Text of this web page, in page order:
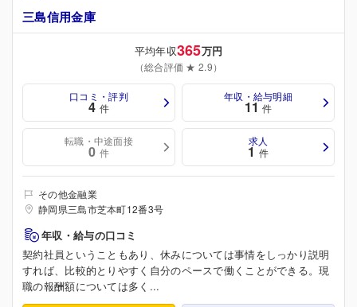
三島信用金庫
平均年収365万円
（総合評価 ★ 2.9）
口コミ・評判
4 件
年収・給与明細
11 件
転職・中途面接
0 件
求人
1 件
その他金融業
静岡県三島市芝本町12番3号
年収・給与の口コミ
契約社員ということもあり、休みについては事情をしっかり説明
すれば、比較的とりやすく自分のペースで働くことができる。現
職の報酬額については多く...